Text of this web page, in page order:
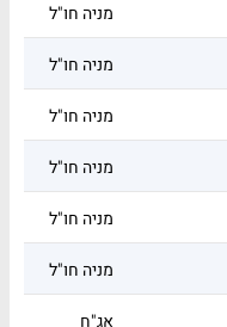
מניה חו"ל
מניה חו"ל
מניה חו"ל
מניה חו"ל
מניה חו"ל
מניה חו"ל
אג"ח